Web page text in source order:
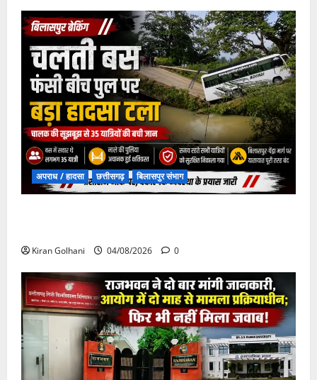
अपराध / हादसा छत्तीसगढ़ बिलासपुर संभाग
Kiran Golhani 04/08/2026 0